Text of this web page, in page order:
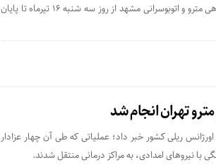
هم‌زمان با برگزاری مراسم تشییع و تدفین رهبر شهید، سرویس دهی مترو و اتوبوسرانی مشهد از روز سه شنبه ۱۶ تیرماه تا پایان
تهران انجام شد
ریلی کشور خبر داد؛ عملیاتی که طی آن چهار عزادار
با نیروهای امدادی، به مراکز درمانی منتقل شدند.